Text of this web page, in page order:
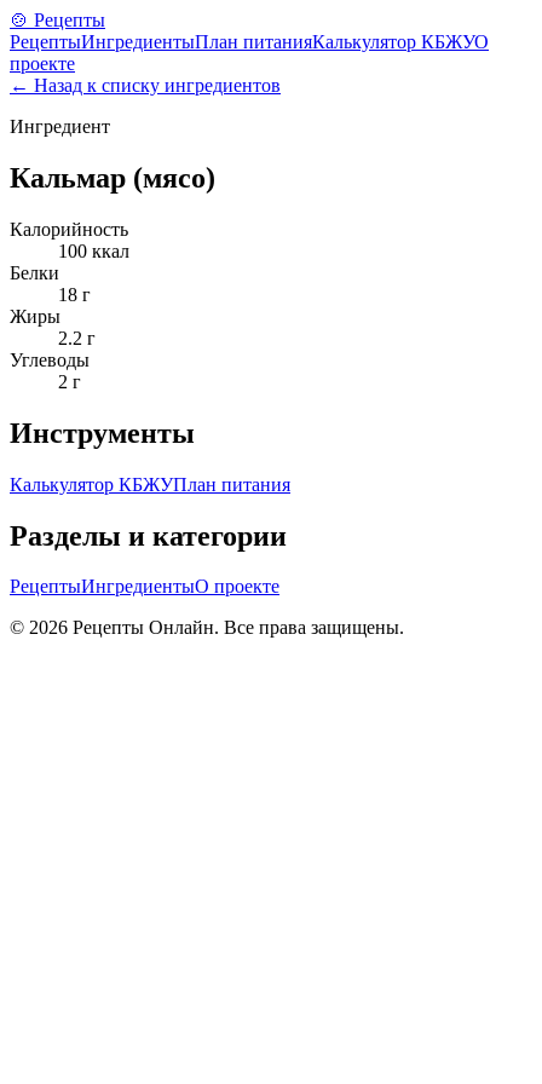
🍲 Рецепты
РецептыИнгредиентыПлан питанияКалькулятор КБЖУО
проекте
← Назад к списку ингредиентов
Ингредиент
Кальмар (мясо)
Калорийность
100 ккал
Белки
18 г
Жиры
2.2 г
Углеводы
2 г
Инструменты
Калькулятор КБЖУПлан питания
Разделы и категории
РецептыИнгредиентыО проекте
© 2026 Рецепты Онлайн. Все права защищены.